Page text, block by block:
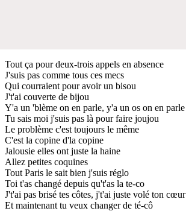
Tout ça pour deux-trois appels en absence
J'suis pas comme tous ces mecs
Qui courraient pour avoir un bisou
J't'ai couverte de bijou
Y'a un 'blème on en parle, y'a un os on en parle
Tu sais moi j'suis pas là pour faire joujou
Le problème c'est toujours le même
C'est la copine d'la copine
Jalousie elles ont juste la haine
Allez petites coquines
Tout Paris le sait bien j'suis réglo
Toi t'as changé depuis qu't'as la te-co
J't'ai pas brisé tes côtes, j't'ai juste volé ton cœur
Et maintenant tu veux changer de té-cô